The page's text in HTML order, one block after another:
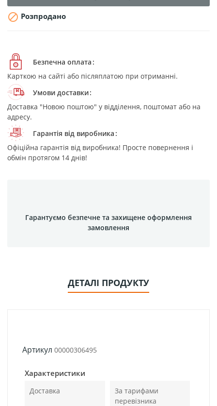
 Розпродано
Безпечна оплата
Карткою на сайті або післяплатою при отриманні.
Умови доставки
Доставка "Новою поштою" у відділення, поштомат або на
адресу.
Гарантія від виробника
Офіційна гарантія від виробника! Просте повернення і
обмін протягом 14 днів!
Гарантуємо безпечне та захищене оформлення
замовлення
ДЕТАЛІ ПРОДУКТУ
Артикул 00000306495
Характеристики
Доставка
За тарифами
перевізника